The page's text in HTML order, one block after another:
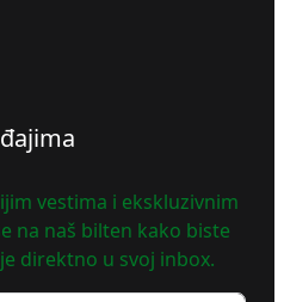
vestima i ekskluzivnim
na naš bilten kako biste
direktno u svoj inbox.